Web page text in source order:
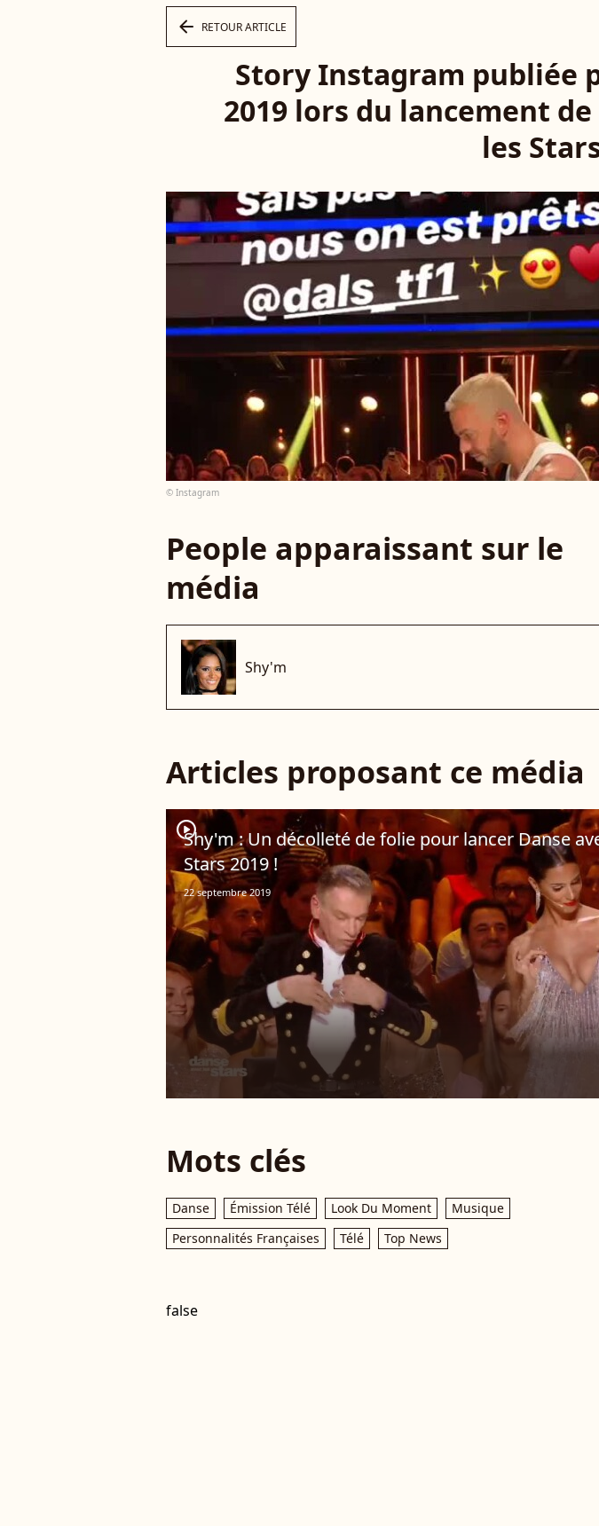
arrow_left RETOUR ARTICLE
Story Instagram publiée
2019 lors du lancement
les
© Instagram
People apparaissant sur le
média
Shy'm
Articles proposant ce média
player2
Shy'm : Un décolleté de folie pour lancer Danse
Stars 2019 !
22 septembre 2019
Mots clés
Danse Émission Télé Look Du Moment
Musique
Personnalités Françaises
Télé Top News
false